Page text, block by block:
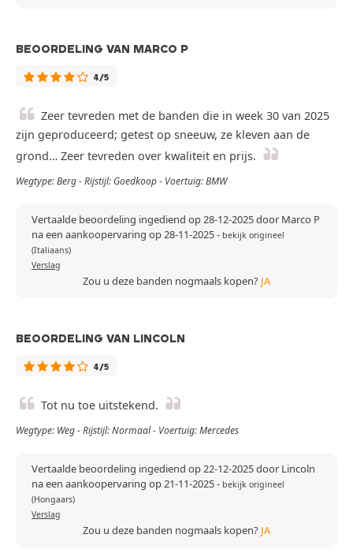
BEOORDELING VAN MARCO P
4/5
Zeer tevreden met de banden die in week 30 van 2025
zijn geproduceerd; getest op sneeuw, ze kleven aan de
grond… Zeer tevreden over kwaliteit en prijs.
Wegtype: Berg - Rijstijl: Goedkoop - Voertuig: BMW
Vertaalde beoordeling ingediend op 28-12-2025 door Marco P
na een aankoopervaring op 28-11-2025- bekijk origineel
(Italiaans)
Verslag
Zou u deze banden nogmaals kopen? JA
BEOORDELING VAN LINCOLN
4/5
Tot nu toe uitstekend.
Wegtype: Weg - Rijstijl: Normaal - Voertuig: Mercedes
Vertaalde beoordeling ingediend op 22-12-2025 door Lincoln
na een aankoopervaring op 21-11-2025- bekijk origineel
(Hongaars)
Verslag
Zou u deze banden nogmaals kopen? JA